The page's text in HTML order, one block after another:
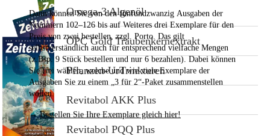
Dann können Sie von den fünfundzwanzig Ausgaben der
Nummern 102–126bis auf Weiteres drei Exemplare für den
Preis von zwei bestellen, zzgl. Porto. Das gilt
selbstverständlich auch für entsprechend vielfache Mengen
(z.Bsp. 9 Stück bestellen und nur 6 bezahlen). Dabei können
Sie frei wählen, welche und wie viele Exemplare der
Ausgaben Sie zu einem „3 für 2“-Paket zusammenstellen
wollen.
→Bestellen Sie Ihre Exemplare gleich hier!
Omega-3 Algenöl
OPC Gold Traubenkernextrakt
Pflanzen-UrTrinkturen
Revitabol AKK Plus
Revitabol PQQ Plus